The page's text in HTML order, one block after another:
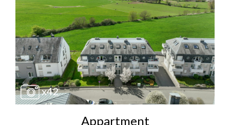
x42
Appartment